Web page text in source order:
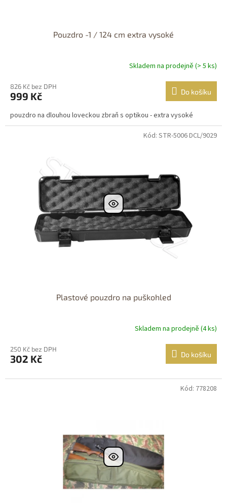
Pouzdro -1 / 124 cm extra vysoké
Skladem na prodejně (> 5 ks)
826 Kč bez DPH
999 Kč Do košíku
pouzdro na dlouhou loveckou zbraň s optikou - extra vysoké
Dostupnost 24h
Plastové pouzdro na puškohled
Skladem na prodejně (4 ks)
250 Kč bez DPH
302 Kč Do košíku
Kód: STR-5006 DCL/9029
Kód: 778208